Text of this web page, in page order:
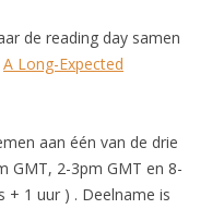
de reading day samen
A Long-Expected
aan één van de drie
GMT, 2-3pm GMT en 8-
+ 1 uur ) . Deelname is